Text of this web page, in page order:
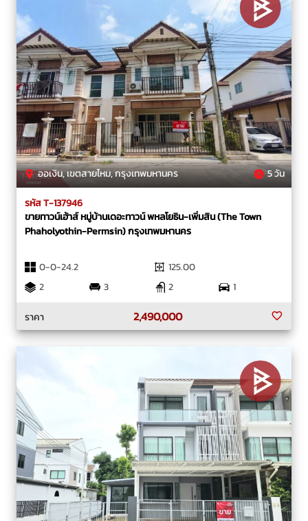
ออเงิน, เขตสายไหม, กรุงเทพมหานคร 5 วัน
รหัส T-137946
ขายทาวน์เฮ้าส์ หมู่บ้านเดอะทาวน์ พหลโยธิน-เพิ่มสิน (The Town
Phaholyothin-Permsin) กรุงเทพมหานคร
0-0-24.2
125.00
2
3 2
1
ราคา
2,490,000